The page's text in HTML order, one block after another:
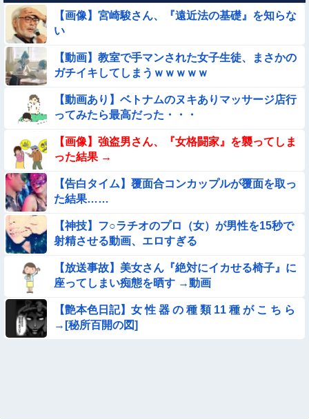
【動画】デブの喧嘩 ガチでヤバい……
【動画】ピザ屋のバイト女、クッソせこい『ツマミ食い』をし
て炎上
【悲報】イッヌさん、飼い主の『レズプレイ』を見てドン引
き・・・
【画像】新人AV女優さん、ジブリキャラのコスプレでチンポ
を硬めてくるｗｗｗｗｗｗｗ
【動画】アンドロイドみたいな女子小学生が発見される
【動画】美少女4人組の20年後の姿がヤバいwwwwww
★★同格のように語られてるけど実際は『雲泥の差』があるも
のと言えば？
【衝撃】ガチで『意識高い無能』が好きなワードと言えば？
【画像】宮崎駿さん、『遠近法の基礎』を知らな
い
【動画】教室で手マンされた女子生徒、まさかの
ガチイキしてしまうｗｗｗｗｗ
【動画あり】ベトナムのヌキありマッサージ店行
ってみたら最高だった・・・
【画像】強盗男さん、『女格闘家』を襲ってしま
った結果 →
【告白タイム】覆面合コンカップルが覆面を取っ
た結果……
【神技】フ○ラチオのプロ（女）が男性を15秒で
射精させる動画、エロすぎる
【放送事故】美女さん『絶対にイカせる椅子』に
座ってしまい痴態を晒す →動画
【艶本色日記】女 性 器 の 種 類 11 種 が こ ち ら
→[秘所百開の図]